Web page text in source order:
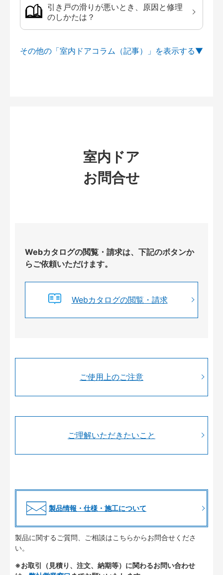
引き戸の滑りが悪いとき、原因と修理
のしかたは？
その他の「室内ドアコラム（記事）」を
室内ドア
お問合せ
Webカタログの閲覧・請求は、下記のボタンか
らご依頼いただけます。
Webカタログの閲覧・請求
ご使用上のご注意
ご理解いただきたいこと
製品情報・仕様・施工について
製品に関するご質問、ご相談はこちらからお問合せくださ
い。
※お取引（見積り、注文、納期等）に関わるお問い合わせ